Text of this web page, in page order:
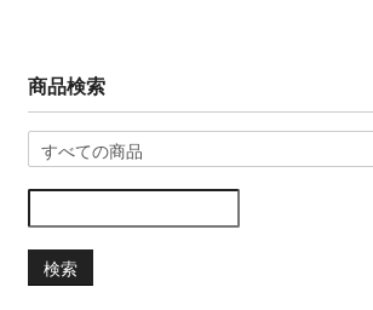
商品検索
検索